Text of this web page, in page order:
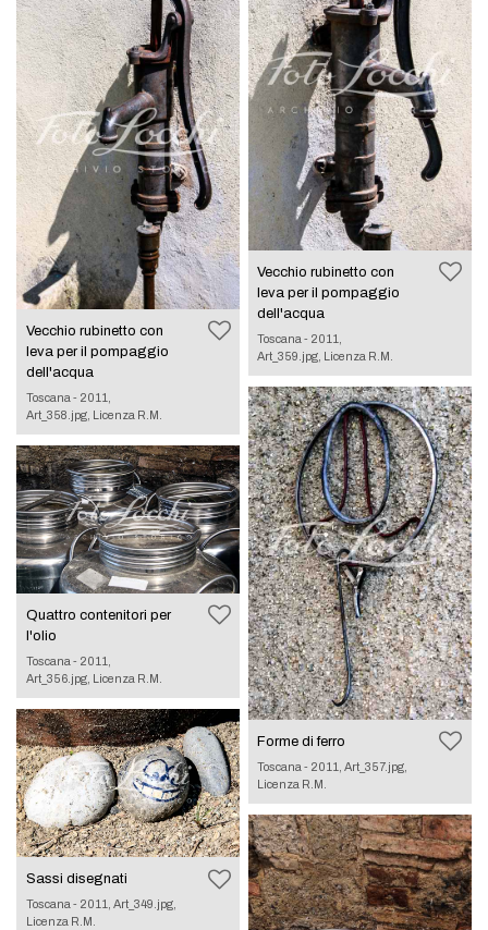
Vecchio rubinetto con
leva per il pompaggio
dell'acqua
Toscana - 2011,
Art_358.jpg, Licenza R.M.
Quattro contenitori per
l'olio
Toscana - 2011,
Art_356.jpg, Licenza R.M.
Sassi disegnati
Toscana - 2011, Art_349.jpg,
Licenza R.M.
Vecchio rubinetto con
leva per il pompaggio
dell'acqua
Toscana - 2011,
Art_359.jpg, Licenza R.M.
Forme di ferro
Toscana - 2011, Art_357.jpg,
Licenza R.M.